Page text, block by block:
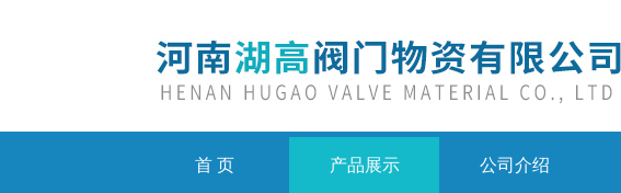
首 页 产品展示 公司介绍